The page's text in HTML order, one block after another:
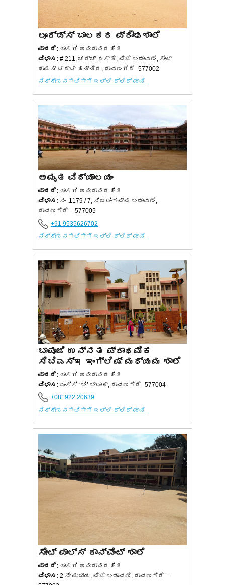
ಲೂರ್ಡ್ಸ್ ಬಾಲಕರ ಪ್ರೌಢಶಾಲೆ
ಮಾದರಿ: ಖಾಸಗಿ ಅನುದಾನರಹಿತ
ವಿಳಾಸ: # 211, ಚರ್ಚ್ ರಸ್ತೆ, ಪಿಜೆ ಬಡಾವಣೆ, ಸೇಂಟ್
ಥಾಮಸ್ ಚರ್ಚ್ ಹತ್ತಿರ, ದಾವಣಗೆರೆ- 577002
ನಿರ್ದೇಶನಗಳಿಗಾಗಿ ಇಲ್ಲಿ ಕ್ಲಿಕ್ ಮಾಡಿ
ಅಮೃತ ವಿದ್ಯಾಲಯಂ
ಮಾದರಿ: ಖಾಸಗಿ ಅನುದಾನರಹಿತ
ವಿಳಾಸ: ನಂ .1179 / 7, ನಿಜಲಿಂಗಪ್ಪ ಬಡಾವಣೆ,
ದಾವಣಗೆರೆ – 577005
+91 9535626702
ನಿರ್ದೇಶನಗಳಿಗಾಗಿ ಇಲ್ಲಿ ಕ್ಲಿಕ್ ಮಾಡಿ
ಬಾಪೂಜಿ ಉನ್ನತ ಪ್ರಾಥಮಿಕ
ಸಿಬಿಎಸ್‌ಇ ಇಂಗ್ಲಿಷ್ ಮಧ್ಯಮ ಶಾಲೆ
ಮಾದರಿ: ಖಾಸಗಿ ಅನುದಾನರಹಿತ
ವಿಳಾಸ: ಎಂಸಿಸಿ ‘ಬಿ’ ಬ್ಲಾಕ್, ದಾವಣಗೆರೆ -577004
+081922 20639
ನಿರ್ದೇಶನಗಳಿಗಾಗಿ ಇಲ್ಲಿ ಕ್ಲಿಕ್ ಮಾಡಿ
ಸೇಂಟ್ ಪಾಲ್ಸ್ ಕಾನ್ವೆಂಟ್ ಶಾಲೆ
ಮಾದರಿ: ಖಾಸಗಿ ಅನುದಾನರಹಿತ
ವಿಳಾಸ: 2 ನೇ ಮುಖ್ಯ, ಪಿಜೆ ಬಡಾವಣೆ, ದಾವಣಗೆರೆ –